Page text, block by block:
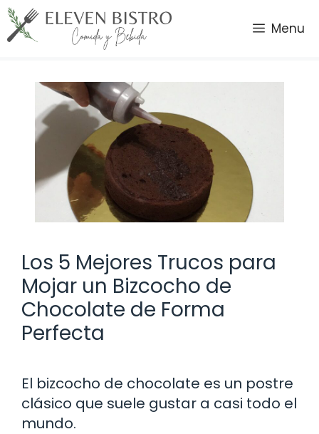
Saltar
al
contenido
Menu
Los 5 Mejores Trucos para
Mojar un Bizcocho de
Chocolate de Forma
Perfecta
El bizcocho de chocolate es un postre
clásico que suele gustar a casi todo el
mundo.